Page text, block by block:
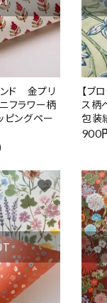
ンド 金プリ
フラワー柄
ングペー
【ブ
ス柄
包装
900
favorite